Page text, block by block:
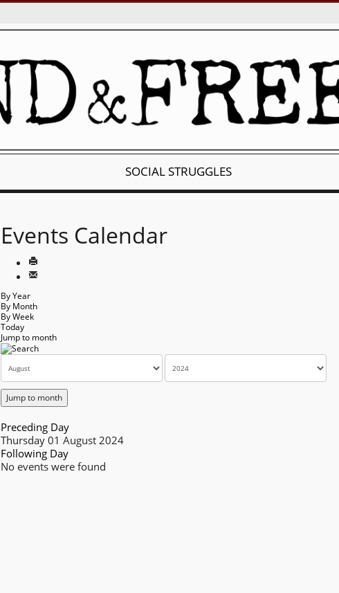
SOCIAL STRUGGLES
Events Calendar
By Year
By Month
By Week
Today
Jump to month
Jump to month
Preceding Day
Thursday 01 August 2024
Following Day
No events were found